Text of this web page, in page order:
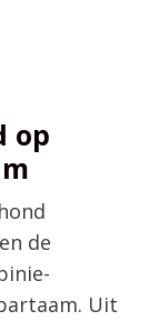
op
de
Uit